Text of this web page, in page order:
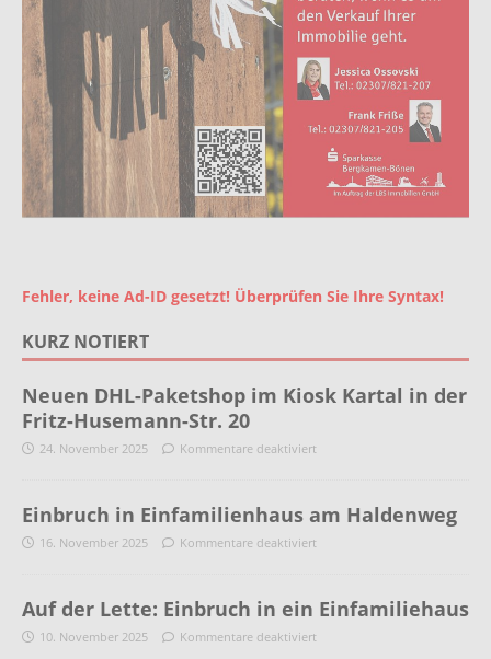
Fehler, keine Ad-ID gesetzt! Überprüfen Sie Ihre Syntax!
KURZ NOTIERT
Neuen DHL-Paketshop im Kiosk Kartal in der
Fritz-Husemann-Str. 20
24. November 2025 Kommentare deaktiviert
Einbruch in Einfamilienhaus am Haldenweg
16. November 2025 Kommentare deaktiviert
Auf der Lette: Einbruch in ein Einfamiliehaus
10. November 2025 Kommentare deaktiviert